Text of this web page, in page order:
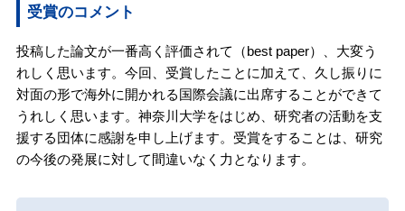
受賞のコメント
投稿した論文が一番高く評価されて（best paper）、大変う
れしく思います。今回、受賞したことに加えて、久し振りに
対面の形で海外に開かれる国際会議に出席することができて
うれしく思います。神奈川大学をはじめ、研究者の活動を支
援する団体に感謝を申し上げます。受賞をすることは、研究
の今後の発展に対して間違いなく力となります。